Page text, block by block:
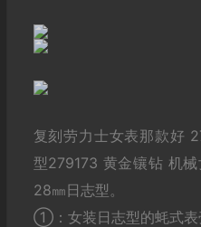
复刻劳力士女表那款好
型279173 黄金镶钻 机
28㎜日志型。
①：女装日志型的蚝式表